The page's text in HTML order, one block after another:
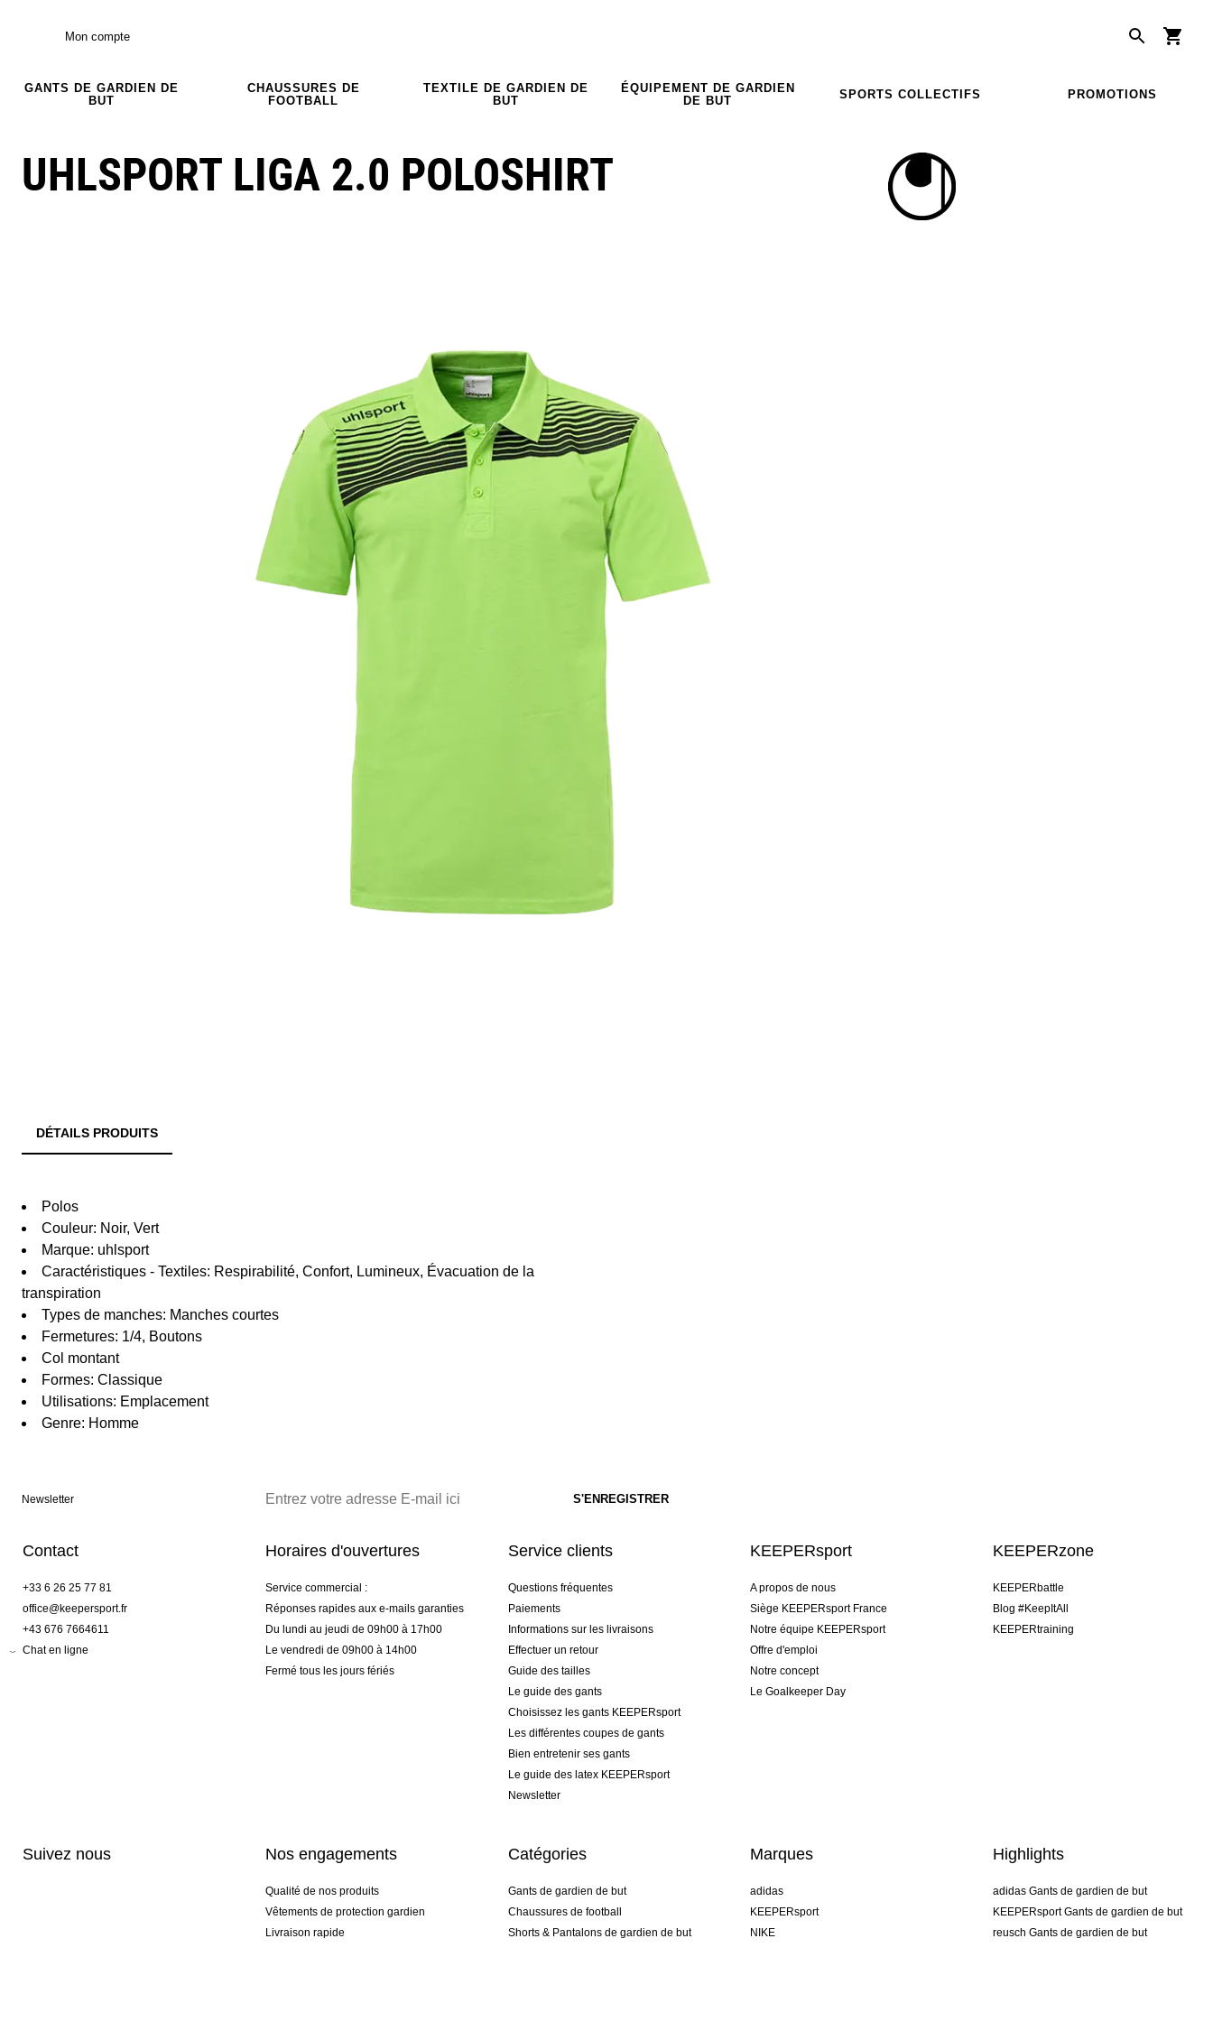
Mon compte
GANTS DE GARDIEN DE
BUT
CHAUSSURES DE
FOOTBALL
TEXTILE DE GARDIEN DE
BUT
ÉQUIPEMENT DE GARDIEN
DE BUT
SPORTS COLLECTIFS PROMOTIONS
UHLSPORT LIGA 2.0 POLOSHIRT
DÉTAILS PRODUITS
Polos
Couleur: Noir, Vert
Marque: uhlsport
Caractéristiques - Textiles: Respirabilité, Confort, Lumineux, Évacuation de la
transpiration
Types de manches: Manches courtes
Fermetures: 1/4, Boutons
Col montant
Formes: Classique
Utilisations: Emplacement
Genre: Homme
Newsletter
Contact
+33 6 26 25 77 81
office@keepersport.fr
+43 676 7664611
Chat en ligne
Horaires d'ouvertures
Service commercial :
Réponses rapides aux e-mails garanties
Du lundi au jeudi de 09h00 à 17h00
Le vendredi de 09h00 à 14h00
Fermé tous les jours fériés
Service clients
Questions fréquentes
Paiements
Informations sur les livraisons
Effectuer un retour
Guide des tailles
Le guide des gants
Choisissez les gants KEEPERsport
Les différentes coupes de gants
Bien entretenir ses gants
Le guide des latex KEEPERsport
Newsletter
KEEPERsport
A propos de nous
Siège KEEPERsport France
Notre équipe KEEPERsport
Offre d'emploi
Notre concept
Le Goalkeeper Day
KEEPERzone
KEEPERbattle
Blog #KeepItAll
KEEPERtraining
Suivez nous Nos engagements
Qualité de nos produits
Vêtements de protection gardien
Livraison rapide
Catégories
Gants de gardien de but
Chaussures de football
Shorts & Pantalons de gardien de but
Marques
adidas
KEEPERsport
NIKE
Highlights
adidas Gants de gardien de but
KEEPERsport Gants de gardien de but
reusch Gants de gardien de but